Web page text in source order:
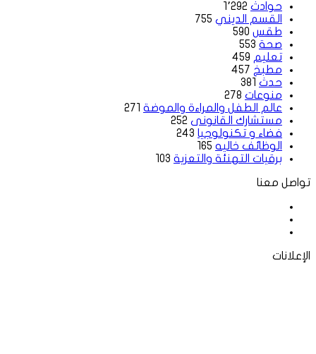
حوادث 1٬292
القسم الديني 755
طقس 590
صحة 553
تعليم 459
مطبخ 457
حدث 381
منوعات 278
عالم الطفل والمراءة والموضة 271
مستشارك القانونى 252
فضاء و تكنولوجيا 243
الوظائف خاليه 165
برقيات التهنئة والتعزية 103
تواصل معنا
الإعلانات